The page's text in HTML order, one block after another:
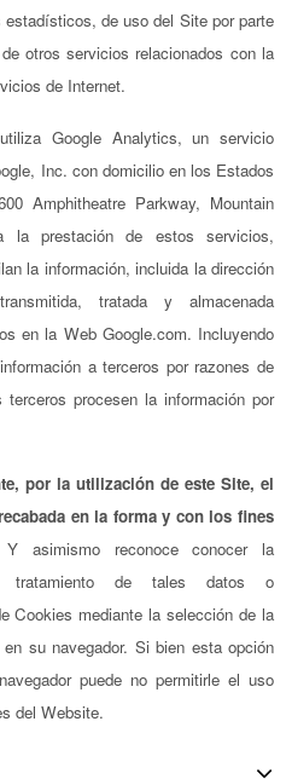
de uso del Site por parte
otros servicios relacionados con la
de Internet.
Google Analytics, un servicio
Inc. con domicilio en los Estados
Amphitheatre Parkway, Mountain
la prestación de estos servicios,
la información, incluida la dirección
tratada y almacenada
en la Web Google.com. Incluyendo
a terceros por razones de
procesen la información por
por la utilización de este Site, el
en la forma y con los fines
Y asimismo reconoce conocer la
tratamiento de tales datos o
Cookies mediante la selección de la
su navegador. Si bien esta opción
puede no permitirle el uso
del Website.